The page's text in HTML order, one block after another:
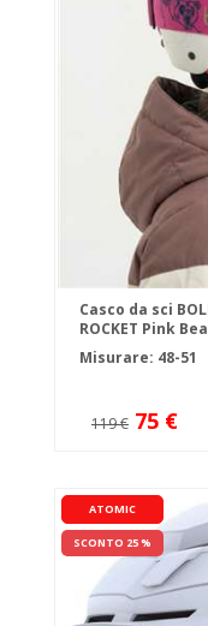
Casco da sci
ROCKET Pink
Misurare: 48-51
119 € 75 €
ATOMIC
SCONTO 25 %